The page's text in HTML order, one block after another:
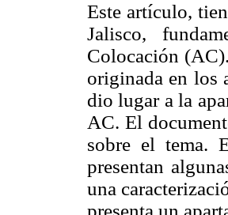
Este artículo,
Jalisco,
Colocación
originada en los
dio lugar a la
AC. El
sobre el tema.
presentan
una